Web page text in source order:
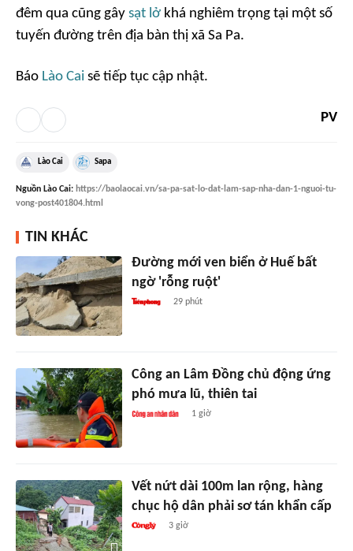
đêm qua cũng gây sạt lở khá nghiêm trọng tại một số
tuyến đường trên địa bàn thị xã Sa Pa.
Báo Lào Cai sẽ tiếp tục cập nhật.
PV
Lào Cai Sapa
Nguồn Lào Cai: https://baolaocai.vn/sa-pa-sat-lo-dat-lam-sap-nha-dan-1-nguoi-tu-
vong-post401804.html
TIN KHÁC
Đường mới ven biển ở Huế bất
ngờ 'rỗng ruột'
29 phút
Công an Lâm Đồng chủ động ứng
phó mưa lũ, thiên tai
1 giờ
Vết nứt dài 100m lan rộng, hàng
chục hộ dân phải sơ tán khẩn cấp
3 giờ